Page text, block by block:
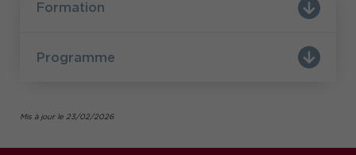
dans cette démarche, nous avons conçu la
Formation
Programme
Mis à jour le 23/02/2026